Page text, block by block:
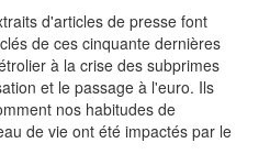
d'articles de presse font
de ces cinquante dernières
à la crise des subprimes
et le passage à l'euro. Ils
nos habitudes de
de vie ont été impactés par le